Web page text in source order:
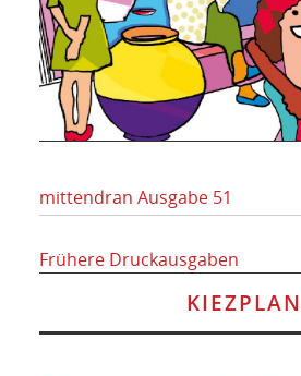
mittendran Ausgabe 51
Frühere Druckausgaben
KIEZPLAN